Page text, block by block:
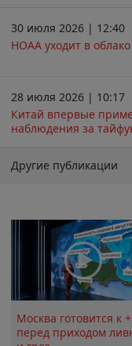
30 июля 2026 | 12:40
НОАА уходит в облако
28 июля 2026 | 10:17
Китай впервые
наблюдения за
Другие публикации
Москва готовится к
перед приходом